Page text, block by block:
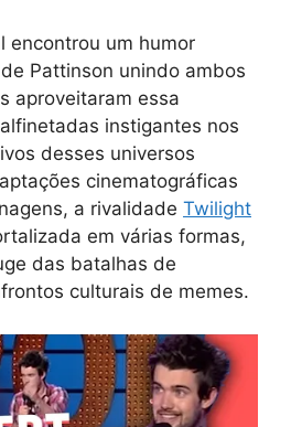
encontrou um humor
Pattinson unindo ambos
aproveitaram essa
instigantes nos
desses universos
cinematográficas
a rivalidade Twilight
em várias formas,
das batalhas de
culturais de memes.